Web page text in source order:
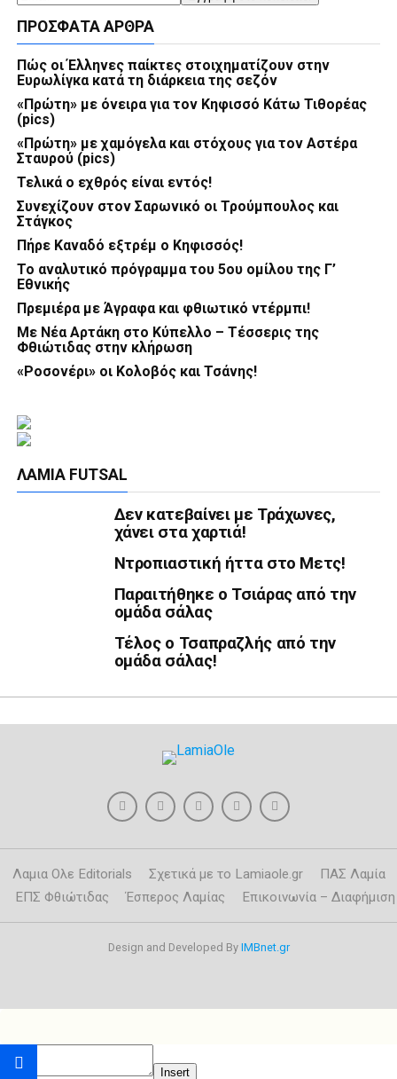
ΠΡΌΣΦΑΤΑ ΆΡΘΡΑ
Πώς οι Έλληνες παίκτες στοιχηματίζουν στην
Ευρωλίγκα κατά τη διάρκεια της σεζόν
«Πρώτη» με όνειρα για τον Κηφισσό Κάτω Τιθορέας
(pics)
«Πρώτη» με χαμόγελα και στόχους για τον Αστέρα
Σταυρού (pics)
Τελικά ο εχθρός είναι εντός!
Συνεχίζουν στον Σαρωνικό οι Τρούμπουλος και
Στάγκος
Πήρε Καναδό εξτρέμ ο Κηφισσός!
Το αναλυτικό πρόγραμμα του 5ου ομίλου της Γ’
Εθνικής
Πρεμιέρα με Άγραφα και φθιωτικό ντέρμπι!
Με Νέα Αρτάκη στο Κύπελλο – Τέσσερις της
Φθιώτιδας στην κλήρωση
«Ροσονέρι» οι Κολοβός και Τσάνης!
ΛΑΜΊΑ FUTSAL
Δεν κατεβαίνει με Τράχωνες,
χάνει στα χαρτιά!
Ντροπιαστική ήττα στο Μετς!
Παραιτήθηκε ο Τσιάρας από την
ομάδα σάλας
Τέλος ο Τσαπραζλής από την
ομάδα σάλας!
Λαμια Ολε Editorials Σχετικά με το Lamiaole.gr
ΠΑΣ Λαμία
ΕΠΣ Φθιώτιδας
Έσπερος Λαμίας Επικοινωνία – Διαφήμιση
Design and Developed By IMBnet.gr
Insert